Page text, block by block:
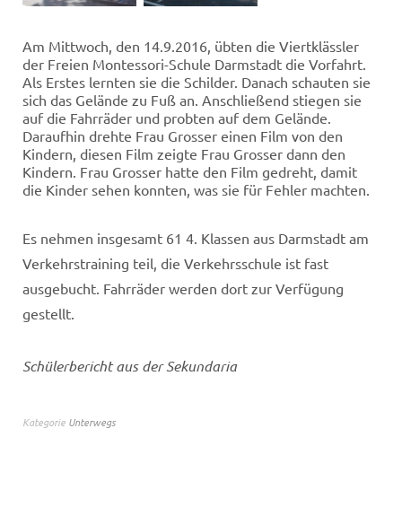
Am Mittwoch, den 14.9.2016, übten die Viertklässler
der Freien Montessori-Schule Darmstadt die Vorfahrt.
Als Erstes lernten sie die Schilder. Danach schauten sie
sich das Gelände zu Fuß an. Anschließend stiegen sie
auf die Fahrräder und probten auf dem Gelände.
Daraufhin drehte Frau Grosser einen Film von den
Kindern, diesen Film zeigte Frau Grosser dann den
Kindern. Frau Grosser hatte den Film gedreht, damit
die Kinder sehen konnten, was sie für Fehler machten.
Es nehmen insgesamt 61 4. Klassen aus Darmstadt am
Verkehrstraining teil, die Verkehrsschule ist fast
ausgebucht. Fahrräder werden dort zur Verfügung
gestellt.
Schülerbericht aus der Sekundaria
Kategorie Unterwegs